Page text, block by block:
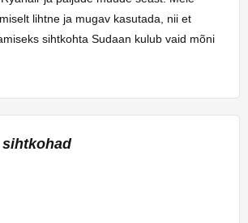
lihtne ja mugav kasutada, nii et
sihtkohta Sudaan kulub vaid mõni